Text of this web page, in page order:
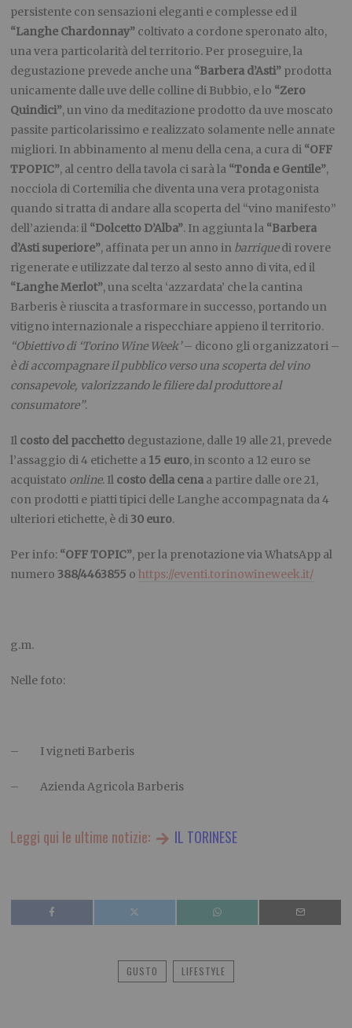
persistente con sensazioni eleganti e complesse ed il
“Langhe Chardonnay” coltivato a cordone speronato alto,
una vera particolarità del territorio. Per proseguire, la
degustazione prevede anche una “Barbera d’Asti” prodotta
unicamente dalle uve delle colline di Bubbio, e lo “Zero
Quindici”, un vino da meditazione prodotto da uve moscato
passite particolarissimo e realizzato solamente nelle annate
migliori. In abbinamento al menu della cena, a cura di “OFF
TPOPIC”, al centro della tavola ci sarà la “Tonda e Gentile”,
nocciola di Cortemilia che diventa una vera protagonista
quando si tratta di andare alla scoperta del “vino manifesto”
dell’azienda: il “Dolcetto D’Alba”. In aggiunta la “Barbera
d’Asti superiore”, affinata per un anno in barriquedi rovere
rigenerate e utilizzate dal terzo al sesto anno di vita, ed il
“Langhe Merlot”, una scelta ‘azzardata’ che la cantina
Barberis è riuscita a trasformare in successo, portando un
vitigno internazionale a rispecchiare appieno il territorio.
“Obiettivo di ‘Torino Wine Week’– dicono gli organizzatori –
è di accompagnare il pubblico verso una scoperta del vino
consapevole, valorizzando le filiere dal produttore al
consumatore”.
Il costo del pacchetto degustazione, dalle 19 alle 21, prevede
l’assaggio di 4 etichette a 15 euro, in sconto a 12 euro se
acquistato online. Il costo della cena a partire dalle ore 21,
con prodotti e piatti tipici delle Langhe accompagnata da 4
ulteriori etichette, è di 30 euro.
Per info: “OFF TOPIC”, per la prenotazione via WhatsApp al
numero 388/4463855 ohttps://eventi.torinowineweek.it/
g.m.
Nelle foto:
– I vigneti Barberis
– Azienda Agricola Barberis
Leggi qui le ultime notizie: IL TORINESE
GUSTO LIFESTYLE